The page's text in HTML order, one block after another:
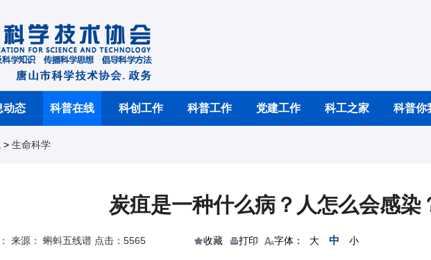
动态 科普在线 科创工作 科普工作 党建工作 科工之家 科普你
> 生命科学
炭疽是一种什么病？人怎么会感染
来源： 蝌蚪五线谱 点击：5565 收藏 打印 字体： 大 中 小